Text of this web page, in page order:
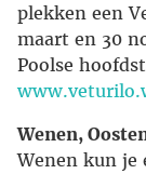
plekken een
maart en 30
Poolse
Wenen,
Wenen kun je